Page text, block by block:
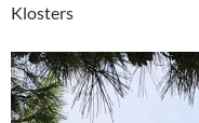
Klosters